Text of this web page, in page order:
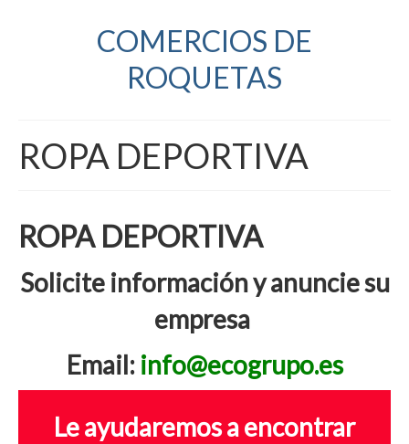
COMERCIOS DE
ROQUETAS
ROPA DEPORTIVA
ROPA DEPORTIVA
Solicite información y anuncie su
empresa
Email:info@ecogrupo.es
Le ayudaremos a encontrar